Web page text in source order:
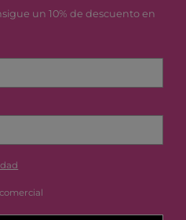
un 10% de descuento en